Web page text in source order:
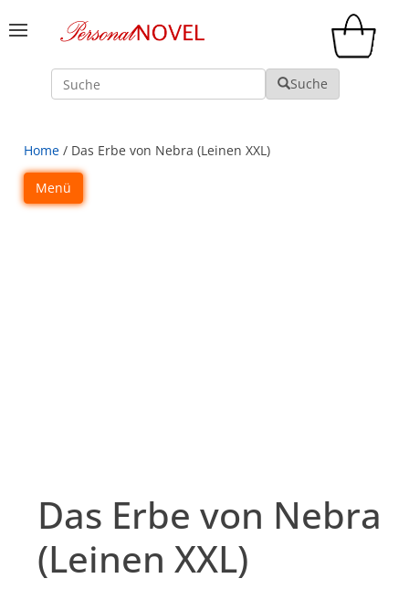
Suche Suche
Home / Das Erbe von Nebra (Leinen XXL)
Menü
Das Erbe von Nebra
(Leinen XXL)